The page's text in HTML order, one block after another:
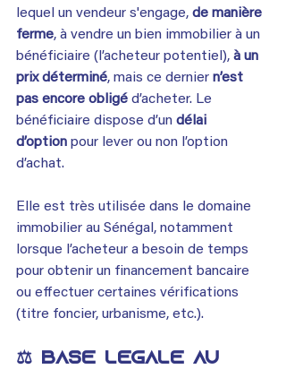
lequel un vendeur s'engage, de manière
ferme, à vendre un bien immobilier à un
bénéficiaire (l’acheteur potentiel), à un
prix déterminé, mais ce dernier n’est
pas encore obligé d’acheter. Le
bénéficiaire dispose d’un délai
d’option pour lever ou non l’option
d’achat.
Elle est très utilisée dans le domaine
immobilier au Sénégal, notamment
lorsque l’acheteur a besoin de temps
pour obtenir un financement bancaire
ou effectuer certaines vérifications
(titre foncier, urbanisme, etc.).
⚖️ Base légale au